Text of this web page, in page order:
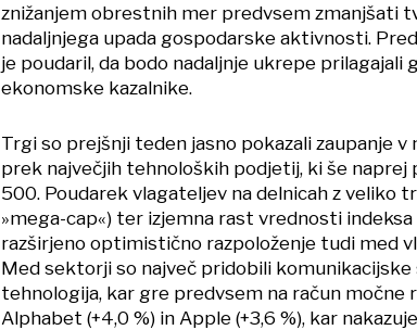
znižanjem obrestnih mer predvsem zmanjšati
nadaljnjega upada gospodarske aktivnosti.
je poudaril, da bodo nadaljnje ukrepe prilagajali
ekonomske kazalnike.
Trgi so prejšnji teden jasno pokazali zaupanje
prek največjih tehnoloških podjetij, ki še naprej
500. Poudarek vlagateljev na delnicah z veliko
»mega-cap«) ter izjemna rast vrednosti
razširjeno optimistično razpoloženje tudi med
Med sektorji so največ pridobili
tehnologija, kar gre predvsem na račun močne
Alphabet (+4,0 %) in Apple (+3,6 %), kar